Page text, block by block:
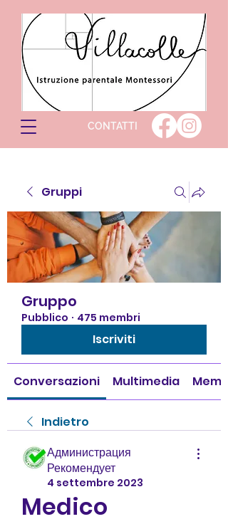
CONTATTI
Gruppi
Gruppo
Pubblico · 475 membri
Iscriviti
Conversazioni Multimedia
Indietro
Администрация
Рекомендует
4 settembre 2023
Medico